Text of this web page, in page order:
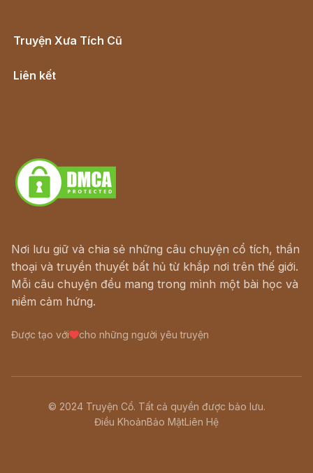
Truyện Xưa Tích Cũ
Liên kết
Nơi lưu giữ và chia sẻ những câu chuyện cổ tích, thần
thoại và truyền thuyết bất hủ từ khắp nơi trên thế giới.
Mỗi câu chuyện đều mang trong mình một bài học và
niềm cảm hứng.
Được tạo với cho những người yêu truyện
© 2024 Truyện Cổ. Tất cả quyền được bảo lưu.
Điều KhoảnBảo MậtLiên Hệ